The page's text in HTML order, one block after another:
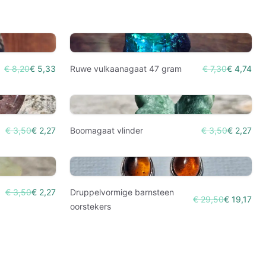
€ 8,20€ 5,33 Ruwe vulkaanagaat 47 gram € 7,30€ 4,74
€ 3,50€ 2,27 Boomagaat vlinder € 3,50€ 2,27
€ 3,50€ 2,27
Druppelvormige barnsteen
oorstekers
€ 29,50€ 19,17